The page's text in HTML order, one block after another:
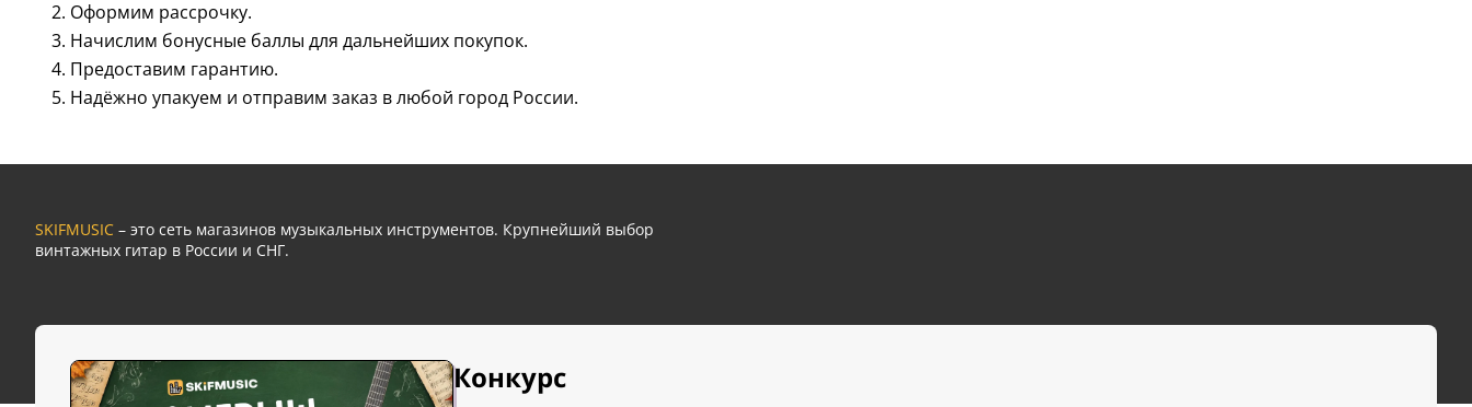
Оформим рассрочку.
Начислим бонусные баллы для дальнейших покупок.
Предоставим гарантию.
Надёжно упакуем и отправим заказ в любой город России.
SKIFMUSIC – это сеть магазинов музыкальных инструментов. Крупнейший выбор
винтажных гитар в России и СНГ.
Конкурс